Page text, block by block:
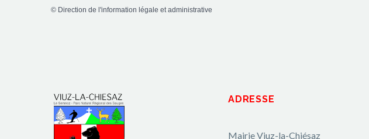
© Direction de l'information légale et administrative
ADRESSE
Mairie Viuz-la-Chiésaz